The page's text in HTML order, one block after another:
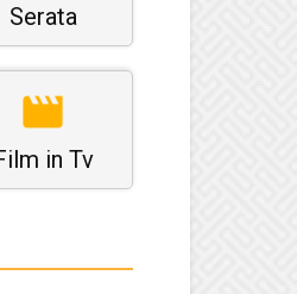
Serata
in Tv